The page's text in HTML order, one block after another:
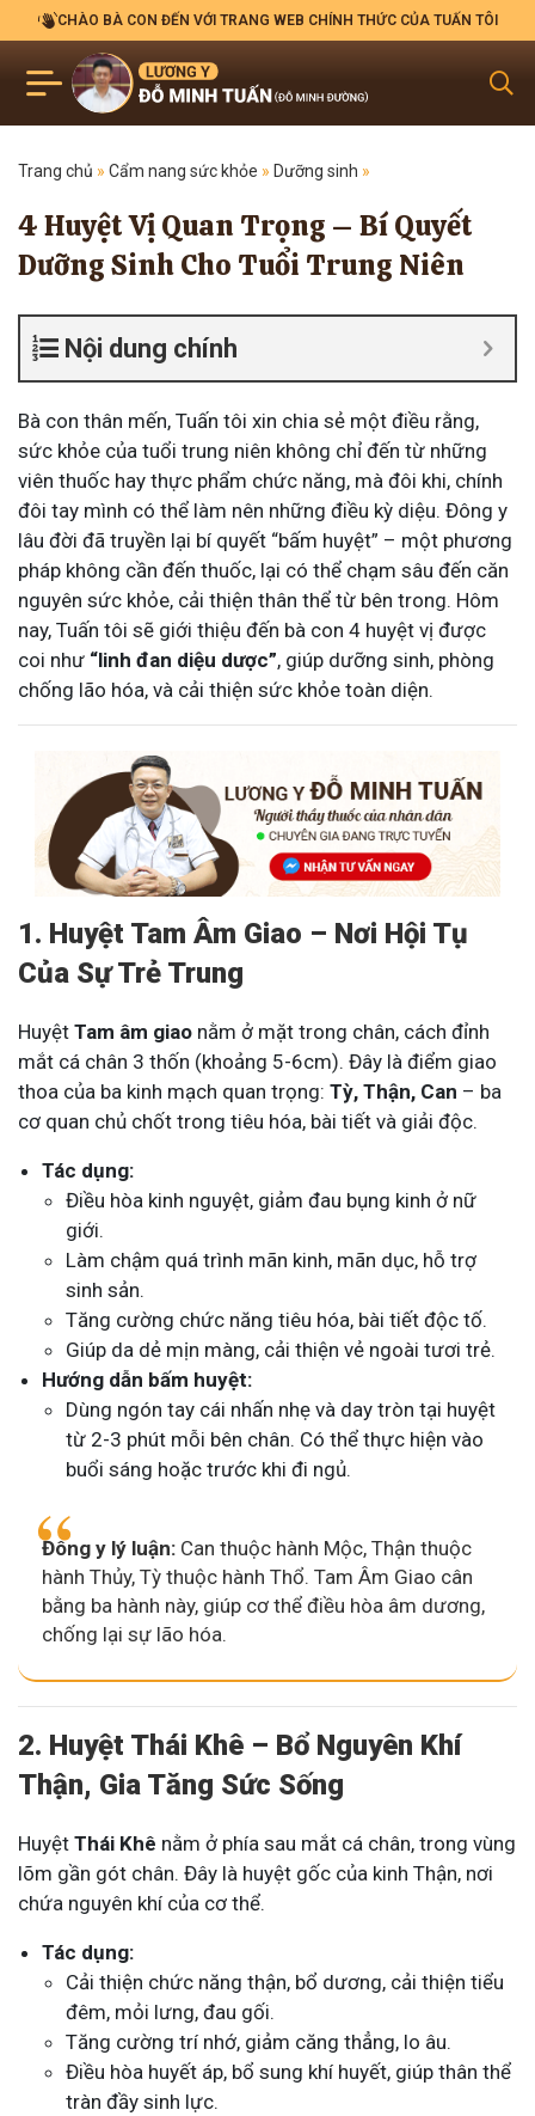
CHÀO BÀ CON ĐẾN VỚI TRANG WEB CHÍNH THỨC CỦA TUẤN TÔI
Trang chủ » Cẩm nang sức khỏe » Dưỡng sinh »
4 Huyệt Vị Quan Trọng – Bí Quyết
Dưỡng Sinh Cho Tuổi Trung Niên
Nội dung chính
Bà con thân mến, Tuấn tôi xin chia sẻ một điều rằng,
sức khỏe của tuổi trung niên không chỉ đến từ những
viên thuốc hay thực phẩm chức năng, mà đôi khi, chính
đôi tay mình có thể làm nên những điều kỳ diệu. Đông y
lâu đời đã truyền lại bí quyết “bấm huyệt” – một phương
pháp không cần đến thuốc, lại có thể chạm sâu đến căn
nguyên sức khỏe, cải thiện thân thể từ bên trong. Hôm
nay, Tuấn tôi sẽ giới thiệu đến bà con 4 huyệt vị được
coi như “linh đan diệu dược”, giúp dưỡng sinh, phòng
chống lão hóa, và cải thiện sức khỏe toàn diện.
1. Huyệt Tam Âm Giao – Nơi Hội Tụ
Của Sự Trẻ Trung
Huyệt Tam âm giao nằm ở mặt trong chân, cách đỉnh
mắt cá chân 3 thốn (khoảng 5-6cm). Đây là điểm giao
thoa của ba kinh mạch quan trọng: Tỳ, Thận, Can – ba
cơ quan chủ chốt trong tiêu hóa, bài tiết và giải độc.
Tác dụng:
Điều hòa kinh nguyệt, giảm đau bụng kinh ở nữ
giới.
Làm chậm quá trình mãn kinh, mãn dục, hỗ trợ
sinh sản.
Tăng cường chức năng tiêu hóa, bài tiết độc tố.
Giúp da dẻ mịn màng, cải thiện vẻ ngoài tươi trẻ.
Hướng dẫn bấm huyệt:
Dùng ngón tay cái nhấn nhẹ và day tròn tại huyệt
từ 2-3 phút mỗi bên chân. Có thể thực hiện vào
buổi sáng hoặc trước khi đi ngủ.
Đông y lý luận: Can thuộc hành Mộc, Thận thuộc
hành Thủy, Tỳ thuộc hành Thổ. Tam Âm Giao cân
bằng ba hành này, giúp cơ thể điều hòa âm dương,
chống lại sự lão hóa.
2. Huyệt Thái Khê – Bổ Nguyên Khí
Thận, Gia Tăng Sức Sống
Huyệt Thái Khê nằm ở phía sau mắt cá chân, trong vùng
lõm gần gót chân. Đây là huyệt gốc của kinh Thận, nơi
chứa nguyên khí của cơ thể.
Tác dụng:
Cải thiện chức năng thận, bổ dương, cải thiện tiểu
đêm, mỏi lưng, đau gối.
Tăng cường trí nhớ, giảm căng thẳng, lo âu.
Điều hòa huyết áp, bổ sung khí huyết, giúp thân thể
tràn đầy sinh lực.